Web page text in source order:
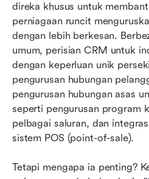
direka khusus untuk
perniagaan runcit
dengan lebih berkesan.
umum, perisian CRM untuk
dengan keperluan unik
pengurusan hubungan
pengurusan hubungan asas
seperti pengurusan program
pelbagai saluran, dan
sistem POS (point-of-sale).
Tetapi mengapa ia penting?